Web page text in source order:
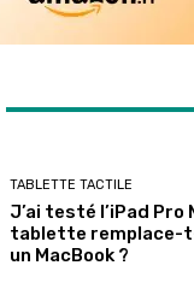
TABLETTE TACTILE
J’ai testé l’iPad Pro
tablette remplace-
un MacBook ?